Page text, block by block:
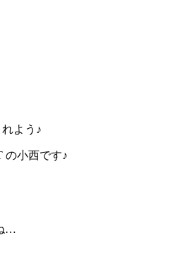
よう♪
の小西です♪
…